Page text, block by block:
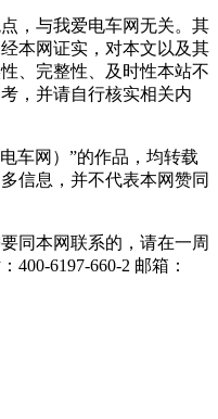
，与我爱电车网无关。其
本网证实，对本文以及其
、完整性、及时性本站不
，并请自行核实相关内
车网）”的作品，均转载
信息，并不代表本网赞同
同本网联系的，请在一周
6197-660-2 邮箱：